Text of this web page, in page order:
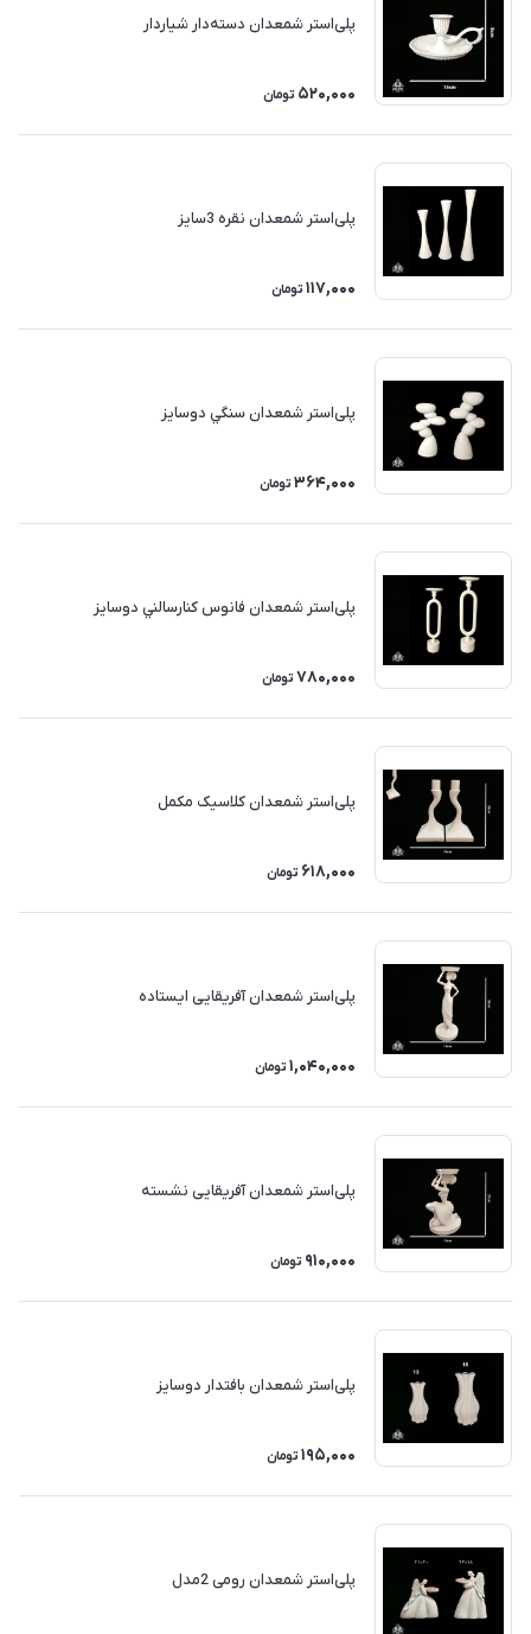
پلی‌استر شمعدان دسته‌دار شیاردار
520,000 تومان
پلی‌استر شمعدان نقره 3سايز
117,000 تومان
پلی‌استر شمعدان سنگي دوسايز
364,000 تومان
پلی‌استر شمعدان فانوس كنارسالني دوسايز
780,000 تومان
پلی‌استر شمعدان کلاسیک مکمل
618,000 تومان
پلی‌استر شمعدان آفریقایی ایستاده
1,040,000 تومان
پلی‌استر شمعدان آفریقایی نشسته
910,000 تومان
پلی‌استر شمعدان بافتدار دوسایز
195,000 تومان
پلی‌استر شمعدان رومی 2مدل